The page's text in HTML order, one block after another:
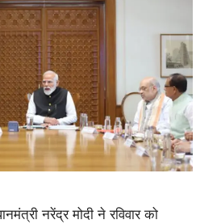
नरेंद्र मोदी ने रविवार को